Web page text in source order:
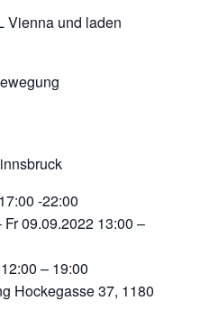
Vienna und laden
-22:00
09.09.2022 13:00 –
– 19:00
Hockegasse 37, 1180